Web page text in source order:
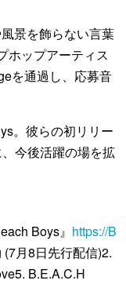
景を飾らない言葉
ホップアーティス
を通過し、応募音
。彼らの初リリー
今後活躍の場を拡
Boys』 https://B
月8日先行配信)2.
B.E.A.C.H